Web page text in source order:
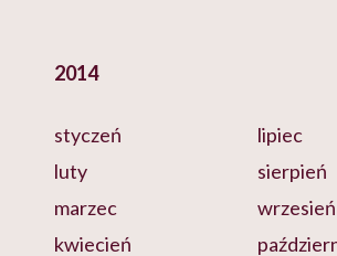
2014
styczeń
luty
marzec
kwiecień
lipiec
sierpień
wrzesień